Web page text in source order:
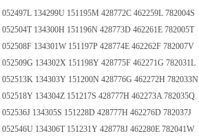
052497L 134299U 151195M 428772C 462259L 782004S
052504T 134300H 151196N 428773D 462261E 782005T
052508F 134301W 151197P 428774E 462262F 782007V
052509G 134302X 151198Y 428775F 462271G 782031L
052513K 134303Y 151200N 428776G 462272H 782033N
052518Y 134304Z 151217S 428777H 462273A 782035Q
052536J 134305S 151228D 428777H 462276D 782037J
052546U 134306T 151231Y 428778J 462280E 782041W